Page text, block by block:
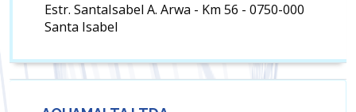
Estr. SantaIsabel A. Arwa - Km 56 - 0750-000
Santa Isabel